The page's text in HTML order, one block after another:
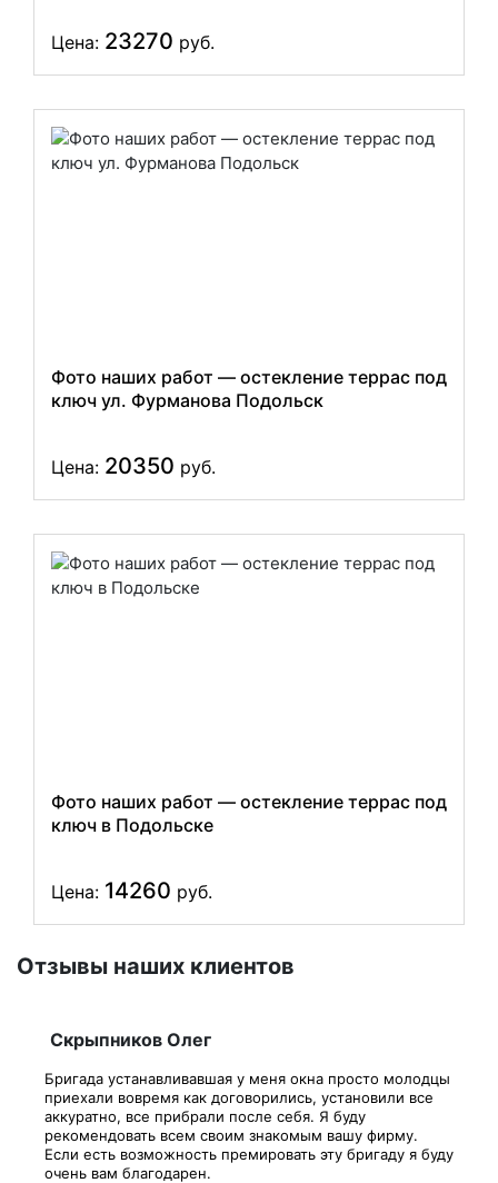
Цена: 23270 руб.
Фото наших работ — остекление террас под
ключ ул. Фурманова Подольск
Цена: 20350 руб.
Фото наших работ — остекление террас под
ключ в Подольске
Цена: 14260 руб.
Отзывы наших клиентов
Скрыпников Олег
Бригада устанавливавшая у меня окна просто молодцы
приехали вовремя как договорились, установили все
аккуратно, все прибрали после себя. Я буду
рекомендовать всем своим знакомым вашу фирму.
Если есть возможность премировать эту бригаду я буду
очень вам благодарен.